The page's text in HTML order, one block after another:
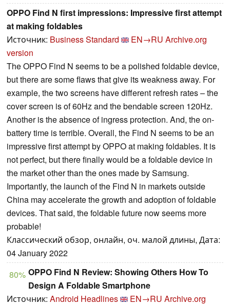
OPPO Find N first impressions: Impressive first attempt
at making foldables
Источник: Business Standard EN→RU Archive.org
version
The OPPO Find N seems to be a polished foldable device,
but there are some flaws that give its weakness away. For
example, the two screens have different refresh rates – the
cover screen is of 60Hz and the bendable screen 120Hz.
Another is the absence of ingress protection. And, the on-
battery time is terrible. Overall, the Find N seems to be an
impressive first attempt by OPPO at making foldables. It is
not perfect, but there finally would be a foldable device in
the market other than the ones made by Samsung.
Importantly, the launch of the Find N in markets outside
China may accelerate the growth and adoption of foldable
devices. That said, the foldable future now seems more
probable!
Классический обзор, онлайн, оч. малой длины, Дата:
04 January 2022
80% OPPO Find N Review: Showing Others How To
Design A Foldable Smartphone
Источник: Android Headlines EN→RU Archive.org